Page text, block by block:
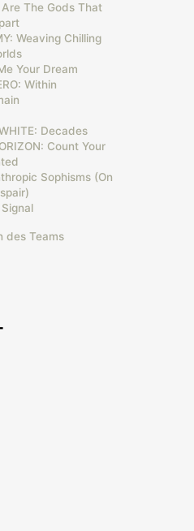
Are The Gods That
Weaving Chilling
Your Dream
Within
Decades
Count Your
Sophisms (On
des Teams